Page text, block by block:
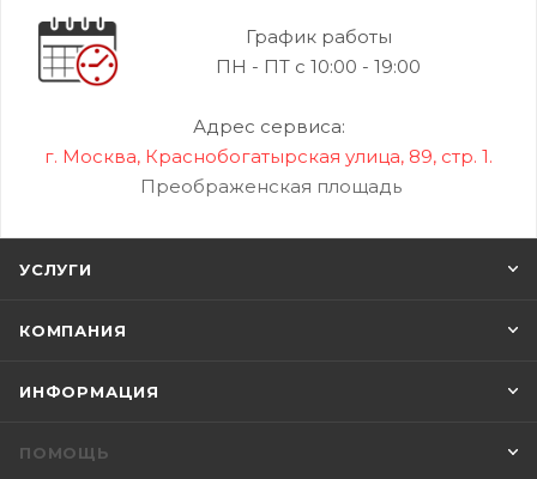
График работы
ПН - ПТ с 10:00 - 19:00
Адрес сервиса:
г. Москва, Краснобогатырская улица, 89, стр. 1.
Преображенская площадь
УСЛУГИ
КОМПАНИЯ
ИНФОРМАЦИЯ
ПОМОЩЬ